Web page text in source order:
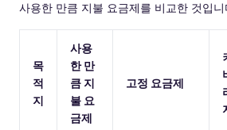
사용한 만큼 지불 요금제를 비교한 것입니
목
적
지
사용
한 만
큼 지
불 요
금제
고정 요금제